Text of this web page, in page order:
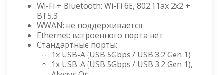
Wi-Fi + Bluetooth: Wi-Fi 6E, 802.11ax 2x2 +
BT5.3
WWAN: не поддерживается
Ethernet: встроенного порта нет
Стандартные порты:
1x USB-A (USB 5Gbps / USB 3.2 Gen 1)
1x USB-A (USB 5Gbps / USB 3.2 Gen 1),